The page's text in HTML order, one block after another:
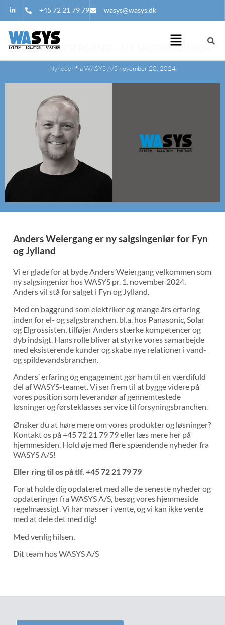
+45 72 21 79 79 wasys@wasys.dk
ANDERS WEIERGANG – NY SALGSINGENIØR
Nyheder fra WASYS A/S november 20, 2024
Anders Weiergang er ny salgsingeniør for Fyn
og Jylland
Vi er glade for at byde Anders Weiergang velkommen som
ny salgsingeniør hos WASYS pr. 1. november 2024.
Anders vil stå for salget i Fyn og Jylland.
Med en baggrund som elektriker og mange års erfaring
inden for el- og salgsbranchen, bl.a. hos Panasonic, Solar
og Elgrossisten, tilføjer Anders stærke kompetencer og
dyb indsigt. Hans rolle bliver at styrke vores samarbejde
med eksisterende kunder og skabe nye relationer i vand-
og spildevandsbranchen.
Anders’ erfaring og engagement gør ham til en værdifuld
del af WASYS-teamet. Vi ser frem til at bygge videre på
vores position som leverandør af gennemtestede
løsninger og førsteklasses service til forsyningsbranchen.
Ønsker du at høre mere om vores produkter og løsninger?
Kontakt os på +45 72 21 79 79 eller læs mere her på
hjemmesiden. Hold øje med flere spændende nyheder fra
WASYS A/S!
Eller ring til os på tlf. +45 72 21 79 79
For at holde dig opdateret med alle de seneste nyheder og
opdateringer fra WASYS A/S, besøg vores hjemmeside
regelmæssigt. Vi har masser i vente, og vi kan ikke vente
med at dele det med dig!
Med venlig hilsen,
Dit team hos WASYS A/S